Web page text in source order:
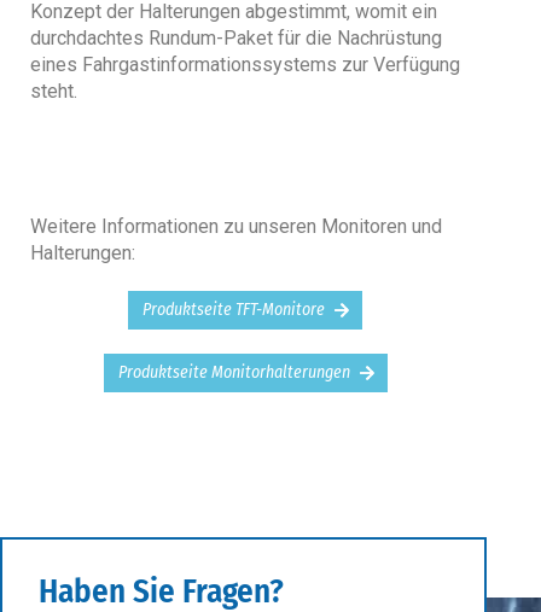
Konzept der Halterungen abgestimmt, womit ein
durchdachtes Rundum-Paket für die Nachrüstung
eines Fahrgastinformationssystems zur Verfügung
steht.
Weitere Informationen zu unseren Monitoren und
Halterungen:
Produktseite TFT-Monitore
Produktseite Monitorhalterungen
Haben Sie Fragen?